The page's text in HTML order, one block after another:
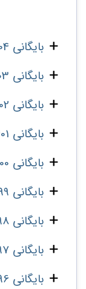
بایگانی 1404
بایگانی 1403
بایگانی 1402
بایگانی 1401
بایگانی 1400
بایگانی 1399
بایگانی 1398
بایگانی 1397
بایگانی 1396